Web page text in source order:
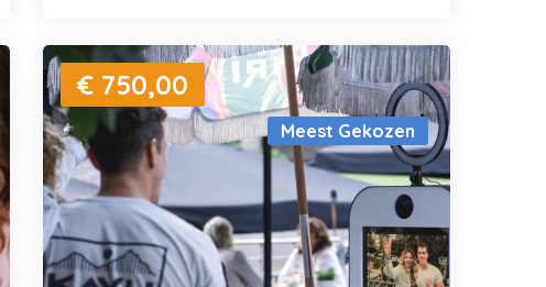
Meest Gekozen
€ 750,00